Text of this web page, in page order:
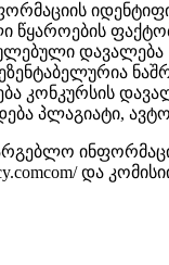
წყაროების
დავალება
კონკურსის
პლაგიატი,
და